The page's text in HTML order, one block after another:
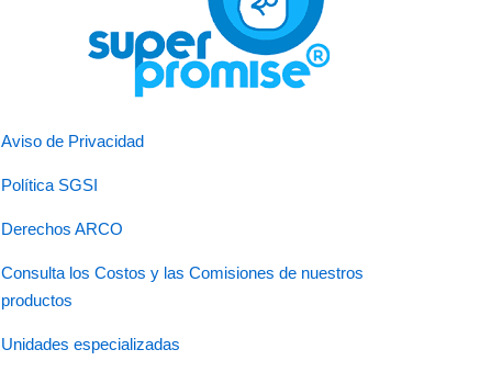
Aviso de Privacidad
Política SGSI
Derechos ARCO
Consulta los Costos y las Comisiones de nuestros
productos
Unidades especializadas